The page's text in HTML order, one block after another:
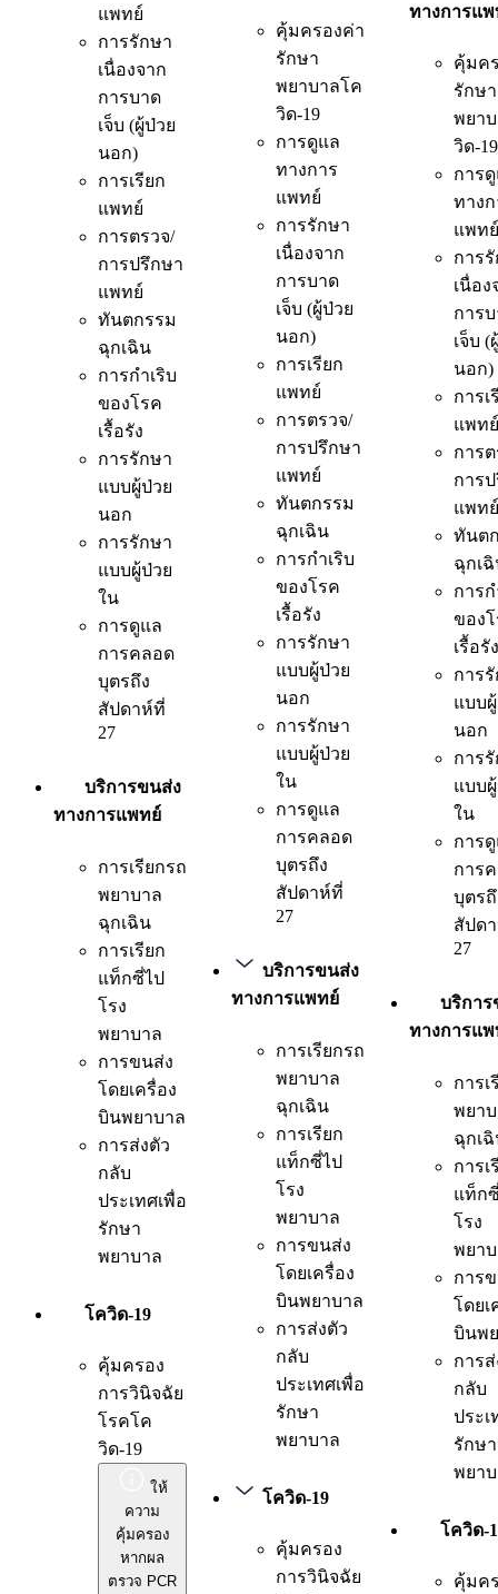
แพทย์
การรักษา
เนื่องจาก
การบาด
เจ็บ (ผู้ป่วย
นอก)
การเรียก
แพทย์
การตรวจ/
การปรึกษา
แพทย์
ทันตกรรม
ฉุกเฉิน
การกำเริบ
ของโรค
เรื้อรัง
การรักษา
แบบผู้ป่วย
นอก
การรักษา
แบบผู้ป่วย
ใน
การดูแล
การคลอด
บุตรถึง
สัปดาห์ที่
27
บริการขนส่ง
ทางการแพทย์
การเรียกรถ
พยาบาล
ฉุกเฉิน
การเรียก
แท็กซี่ไป
โรง
พยาบาล
การขนส่ง
โดยเครื่อง
บินพยาบาล
การส่งตัว
กลับ
ประเทศเพื่อ
รักษา
พยาบาล
โควิด-19
คุ้มครอง
การวินิจฉัย
โรคโค
วิด-19
ให้
ความ
คุ้มครอง
หากผล
ตรวจ PCR
คุ้มครองค่า
รักษา
พยาบาลโค
วิด-19
การดูแล
ทางการ
แพทย์
การรักษา
เนื่องจาก
การบาด
เจ็บ (ผู้ป่วย
นอก)
การเรียก
แพทย์
การตรวจ/
การปรึกษา
แพทย์
ทันตกรรม
ฉุกเฉิน
การกำเริบ
ของโรค
เรื้อรัง
การรักษา
แบบผู้ป่วย
นอก
การรักษา
แบบผู้ป่วย
ใน
การดูแล
การคลอด
บุตรถึง
สัปดาห์ที่
27
บริการขนส่ง
ทางการแพทย์
การเรียกรถ
พยาบาล
ฉุกเฉิน
การเรียก
แท็กซี่ไป
โรง
พยาบาล
การขนส่ง
โดยเครื่อง
บินพยาบาล
การส่งตัว
กลับ
ประเทศเพื่อ
รักษา
พยาบาล
โควิด-19
คุ้มครอง
การวินิจฉัย
ทางการแ
คุ้มค
รักษา
พยา
วิด-19
การ
ทาง
แพทย์
การ
เนื่อง
การ
เจ็บ (
นอก)
การเ
แพทย์
การ
การ
แพทย์
ทันต
ฉุกเ
การก
ของ
เรื้อรัง
การ
แบบ
นอก
การ
แบบ
ใน
การ
การ
บุตร
สัปด
27
บริการ
ทางการแ
การเ
พยา
ฉุกเ
การเ
แท็ก
โรง
พยา
การ
โดยเ
บินพ
การ
กลับ
ประเ
รักษา
พยา
โควิด-
คุ้มค